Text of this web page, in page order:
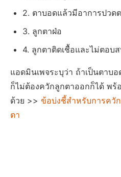
2. ตาบอดแล้วมีอาการปวด
3. ลูกตาฝ่อ
4. ลูกตาติดเชื้อและไม่ตอบ
แอดมินเพจระบุว่า ถ้าเป็นตาบ
ก็ไม่ต้องควักลูกตาออกก็ได้ พร้
ด้วย >> ข้อบ่งชี้สำหรับการควั
ตา